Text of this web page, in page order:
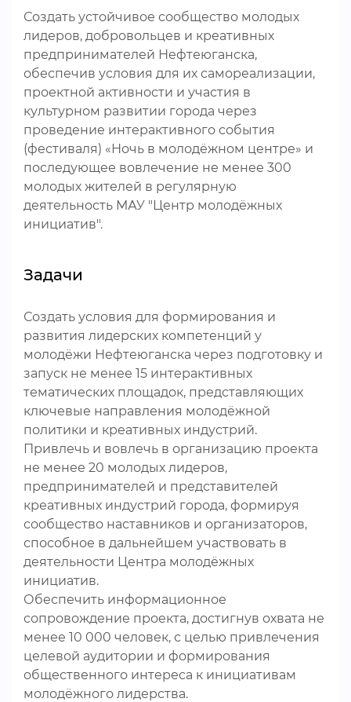
Создать устойчивое сообщество молодых
лидеров, добровольцев и креативных
предпринимателей Нефтеюганска,
обеспечив условия для их самореализации,
проектной активности и участия в
культурном развитии города через
проведение интерактивного события
(фестиваля) «Ночь в молодёжном центре» и
последующее вовлечение не менее 300
молодых жителей в регулярную
деятельность МАУ "Центр молодёжных
инициатив".
Задачи
Создать условия для формирования и
развития лидерских компетенций у
молодёжи Нефтеюганска через подготовку и
запуск не менее 15 интерактивных
тематических площадок, представляющих
ключевые направления молодёжной
политики и креативных индустрий.
Привлечь и вовлечь в организацию проекта
не менее 20 молодых лидеров,
предпринимателей и представителей
креативных индустрий города, формируя
сообщество наставников и организаторов,
способное в дальнейшем участвовать в
деятельности Центра молодёжных
инициатив.
Обеспечить информационное
сопровождение проекта, достигнув охвата не
менее 10 000 человек, с целью привлечения
целевой аудитории и формирования
общественного интереса к инициативам
молодёжного лидерства.